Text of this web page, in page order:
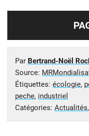
Par Bertrand-Noël
Source:
Étiquettes: écologie,
peche, industriel
Catégories: Actualités,